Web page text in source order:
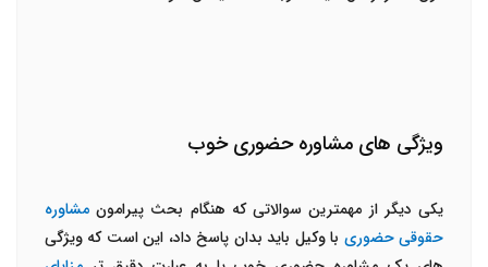
ویژگی های مشاوره حضوری خوب
یکی دیگر از مهمترین سوالاتی که هنگام بحث پیرامون مشاوره
حقوقی حضوری با وکیل باید بدان پاسخ داد، این است که ویژگی